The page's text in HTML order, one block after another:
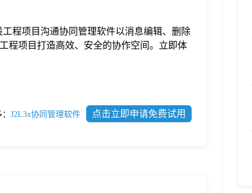
程项目沟通协同管理软件以消息编辑、删除
程项目打造高效、安全的协作空间。立即体
J2L3x协同管理软件 点击立即申请免费试用